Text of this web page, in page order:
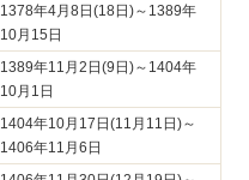
1378年4月8日(18日)～1389年
10月15日
1389年11月2日(9日)～1404年
10月1日
1404年10月17日(11月11日)～
1406年11月6日